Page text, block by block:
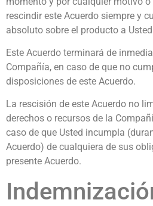
rescindir este Acuerdo siempre y
absoluto sobre el producto a
Este Acuerdo terminará de
Compañía, en caso de que no
disposiciones de este Acuerdo.
La rescisión de este Acuerdo no
derechos o recursos de la
caso de que Usted incumpla
Acuerdo) de cualquiera de sus
presente Acuerdo.